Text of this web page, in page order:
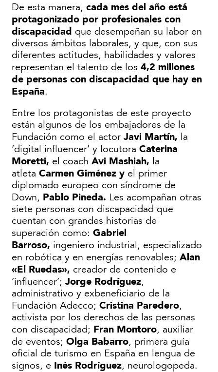
De esta manera, cada mes del año está
protagonizado por profesionales con
discapacidad que desempeñan su labor en
diversos ámbitos laborales, y que, con sus
diferentes actitudes, habilidades y valores
representan el talento de los 4,2 millones
de personas con discapacidad que hay en
España.
Entre los protagonistas de este proyecto
están algunos de los embajadores de la
Fundación como el actor Javi Martín, la
‘digital influencer’ y locutora Caterina
Moretti, el coach Avi Mashiah, la
atleta Carmen Giménez y el primer
diplomado europeo con síndrome de
Down, Pablo Pineda. Les acompañan otras
siete personas con discapacidad que
cuentan con grandes historias de
superación como: Gabriel
Barroso, ingeniero industrial, especializado
en robótica y en energías renovables; Alan
«El Ruedas», creador de contenido e
‘influencer’; Jorge Rodríguez,
administrativo y exbeneficiario de la
Fundación Adecco; Cristina Paredero,
activista por los derechos de las personas
con discapacidad; Fran Montoro, auxiliar
de eventos; Olga Babarro, primera guía
oficial de turismo en España en lengua de
signos, e Inés Rodríguez, neurologopeda.